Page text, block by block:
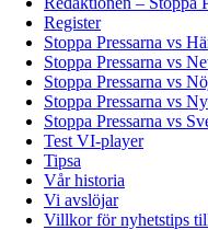
Register
Stoppa Pressarna vs
Stoppa Pressarna vs
Stoppa Pressarna vs
Stoppa Pressarna vs
Stoppa Pressarna vs
Test VI-player
Tipsa
Vår historia
Vi avslöjar
Villkor för nyhetstips